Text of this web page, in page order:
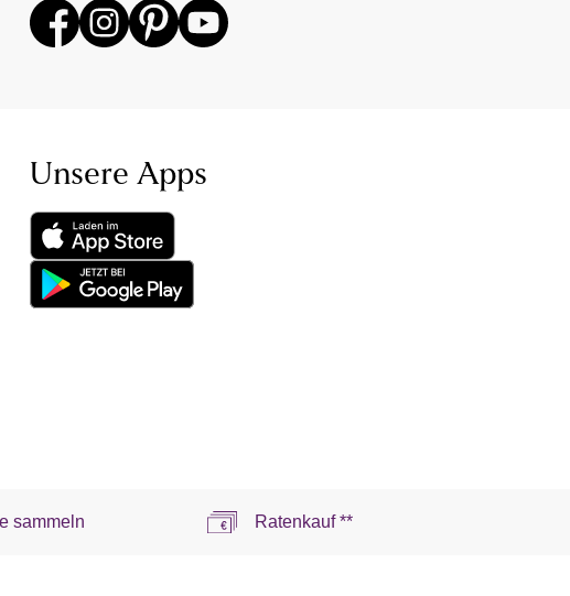
Unsere Apps
sammeln Ratenkauf **